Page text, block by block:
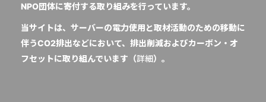
NPO団体に寄付する取り組みを行っています。
当サイトは、サーバーの電力使用と取材活動のための移動に
伴うCO2排出などにおいて、排出削減およびカーボン・オ
フセットに取り組んでいます（詳細）。